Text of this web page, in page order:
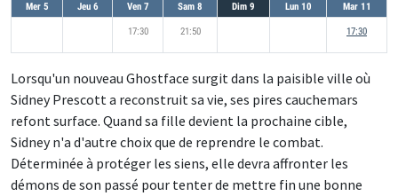
Mer 5 Jeu 6 Ven 7 Sam 8 Dim 9 Lun 10 Mar 11
17:30 21:50 17:30
Lorsqu'un nouveau Ghostface surgit dans la paisible ville où
Sidney Prescott a reconstruit sa vie, ses pires cauchemars
refont surface. Quand sa fille devient la prochaine cible,
Sidney n'a d'autre choix que de reprendre le combat.
Déterminée à protéger les siens, elle devra affronter les
démons de son passé pour tenter de mettre fin une bonne